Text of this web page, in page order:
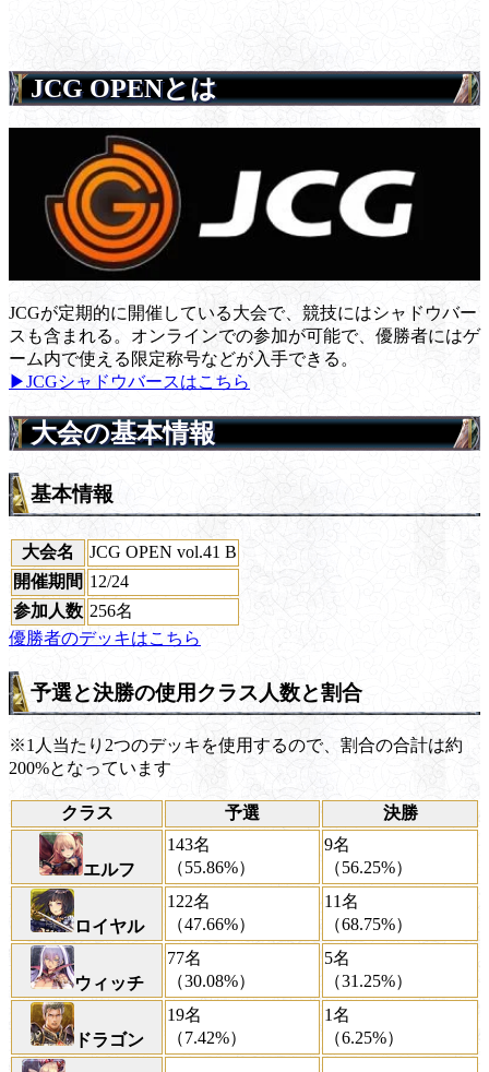
JCG OPENとは
JCGが定期的に開催している大会で、競技にはシャドウバー
スも含まれる。オンラインでの参加が可能で、優勝者にはゲ
ーム内で使える限定称号などが入手できる。
▶JCGシャドウバースはこちら
大会の基本情報
基本情報
大会名
JCG OPEN vol.41 B
開催期間 12/24
参加人数 256名
優勝者のデッキはこちら
予選と決勝の使用クラス人数と割合
※1人当たり2つのデッキを使用するので、割合の合計は約
200%となっています
クラス 予選 決勝
エルフ
143名
（55.86%）
9名
（56.25%）
ロイヤル
122名
（47.66%）
11名
（68.75%）
ウィッチ
77名
（30.08%）
5名
（31.25%）
ドラゴン
19名
（7.42%）
1名
（6.25%）